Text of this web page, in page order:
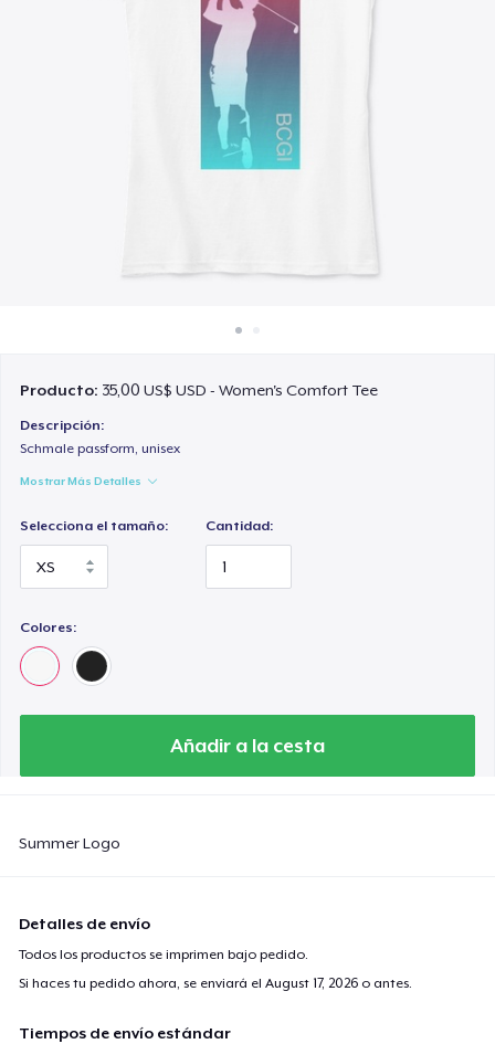
Venda en todas partes
Venda lo que sea
Producto: 35,00 US$ USD - Women's Comfort Tee
Descripción:
Schmale passform, unisex
Mostrar Más Detalles
Selecciona el tamaño: Cantidad:
Colores:
Añadir a la cesta
Summer Logo
Detalles de envío
Todos los productos se imprimen bajo pedido.
Si haces tu pedido ahora, se enviará elAugust 17, 2026 o antes.
Tiempos de envío estándar